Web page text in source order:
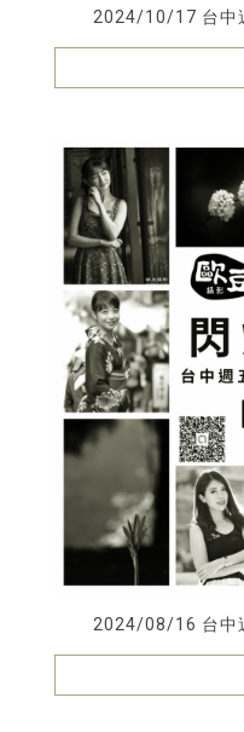
2024/10/17 台中
2024/08/16 台中